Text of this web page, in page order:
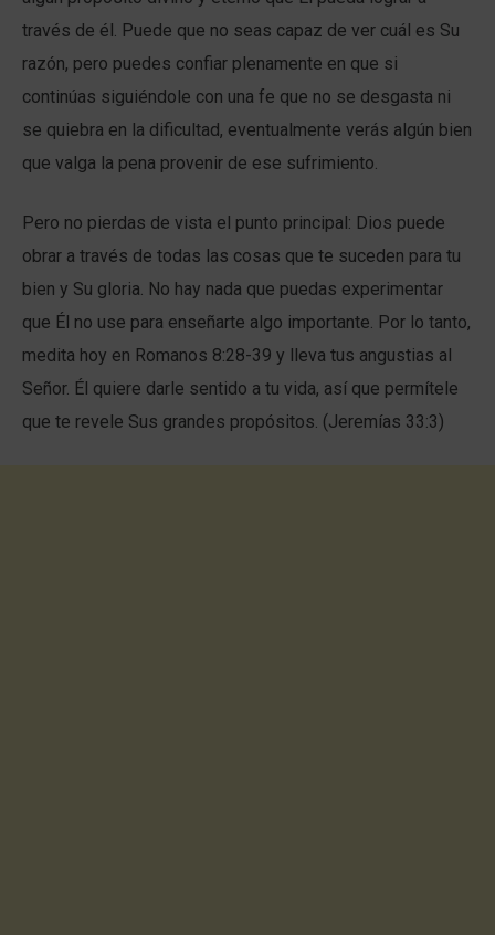
través de él. Puede que no seas capaz de ver cuál es Su
razón, pero puedes confiar plenamente en que si
continúas siguiéndole con una fe que no se desgasta ni
se quiebra en la dificultad, eventualmente verás algún bien
que valga la pena provenir de ese sufrimiento.
Pero no pierdas de vista el punto principal: Dios puede
obrar a través de todas las cosas que te suceden para tu
bien y Su gloria. No hay nada que puedas experimentar
que Él no use para enseñarte algo importante. Por lo tanto,
medita hoy en Romanos 8:28-39 y lleva tus angustias al
Señor. Él quiere darle sentido a tu vida, así que permítele
que te revele Sus grandes propósitos. (Jeremías 33:3)